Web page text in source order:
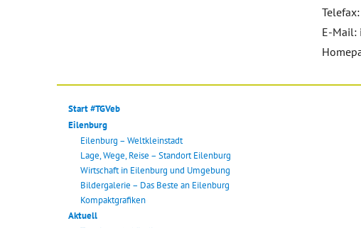
E-Mail:
Start #TGVeb
Eilenburg
Eilenburg – Weltkleinstadt
Lage, Wege, Reise – Standort Eilenburg
Wirtschaft in Eilenburg und Umgebung
Bildergalerie – Das Beste an Eilenburg
Kompaktgrafiken
Aktuell